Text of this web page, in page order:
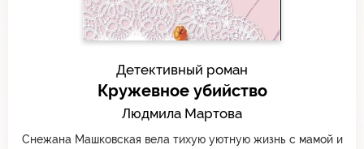
Детективный роман
Кружевное убийство
Людмила Мартова
Снежана Машковская вела тихую уютную жизнь с мамой и